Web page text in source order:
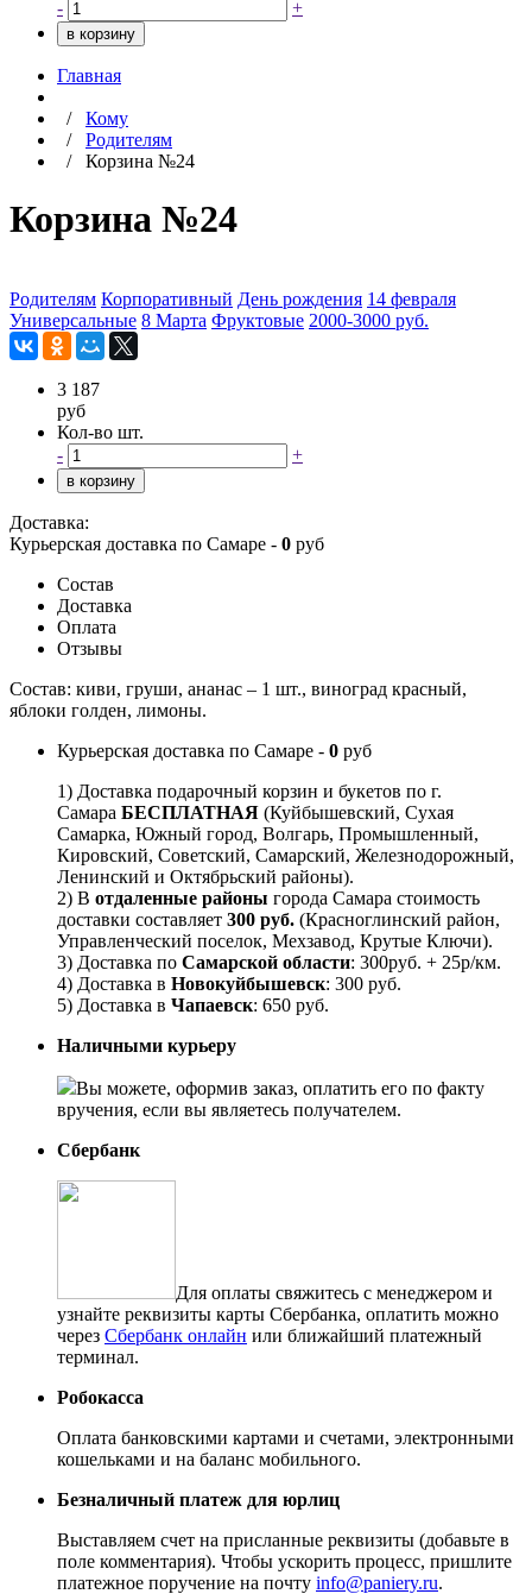
-
+
в корзину
Главная
/ Кому
/ Родителям
/ Корзина №24
Корзина №24
Родителям Корпоративный День рождения 14 февраля
Универсальные 8 Марта Фруктовые 2000-3000 руб.
3 187
руб
Кол-во шт.
-
+
в корзину
Доставка:
Курьерская доставка по Самаре - 0 руб
Состав
Доставка
Оплата
Отзывы
Состав: киви, груши, ананас – 1 шт., виноград красный,
яблоки голден, лимоны.
Курьерская доставка по Самаре - 0 руб
1) Доставка подарочный корзин и букетов по г.
Самара БЕСПЛАТНАЯ (Куйбышевский, Сухая
Самарка, Южный город, Волгарь, Промышленный,
Кировский, Советский, Самарский, Железнодорожный,
Ленинский и Октябрьский районы).
2) В отдаленные районы города Самара стоимость
доставки составляет 300 руб. (Красноглинский район,
Управленческий поселок, Мехзавод, Крутые Ключи).
3) Доставка по Самарской области: 300руб. + 25р/км.
4) Доставка в Новокуйбышевск: 300 руб.
5) Доставка в Чапаевск: 650 руб.
Наличными курьеру
Вы можете, оформив заказ, оплатить его по факту
вручения, если вы являетесь получателем.
Сбербанк
Для оплаты свяжитесь с менеджером и
узнайте реквизиты карты Сбербанка, оплатить можно
через Сбербанк онлайн или ближайший платежный
терминал.
Робокасса
Оплата банковскими картами и счетами, электронными
кошельками и на баланс мобильного.
Безналичный платеж для юрлиц
Выставляем счет на присланные реквизиты (добавьте в
поле комментария). Чтобы ускорить процесс, пришлите
платежное поручение на почту info@paniery.ru.